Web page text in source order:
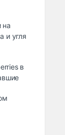
на
и угля
в